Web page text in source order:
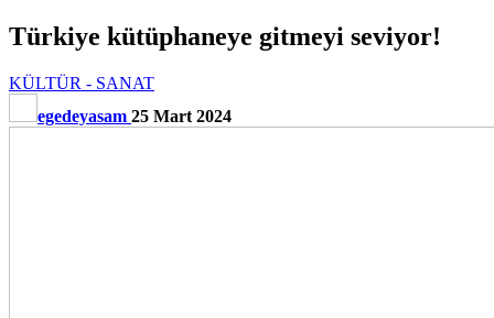
Türkiye kütüphaneye gitmeyi seviyor!
KÜLTÜR - SANAT
egedeyasam 25 Mart 2024